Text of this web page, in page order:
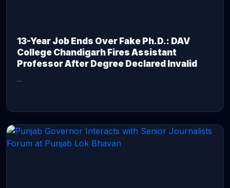
13-Year Job Ends Over Fake Ph.D.: DAV
College Chandigarh Fires Assistant
Professor After Degree Declared Invalid
...